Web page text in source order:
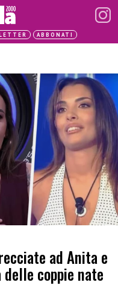
ABBONATI
ad Anita e
delle coppie nate